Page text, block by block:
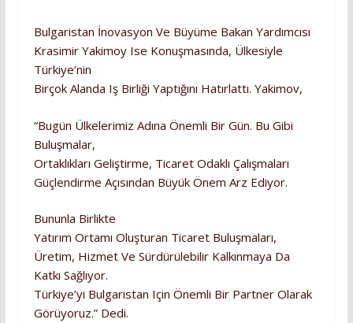
Bulgaristan İnovasyon Ve Büyüme Bakan Yardımcısı
Krasimir Yakimoy Ise Konuşmasında, Ülkesiyle
Türkiye’nin
Birçok Alanda Iş Birliği Yaptığını Hatırlattı. Yakimov,
“Bugün Ülkelerimiz Adına Önemli Bir Gün. Bu Gibi
Buluşmalar,
Ortaklıkları Geliştirme, Ticaret Odaklı Çalışmaları
Güçlendirme Açısından Büyük Önem Arz Ediyor.
Bununla Birlikte
Yatırım Ortamı Oluşturan Ticaret Buluşmaları,
Üretim, Hizmet Ve Sürdürülebilir Kalkınmaya Da
Katkı Sağlıyor.
Türkiye’yi Bulgaristan Için Önemli Bir Partner Olarak
Görüyoruz.” Dedi.